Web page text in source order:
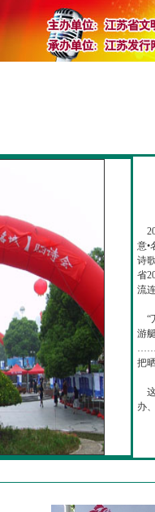
意•
诗
省
流
“
游
把
这
办